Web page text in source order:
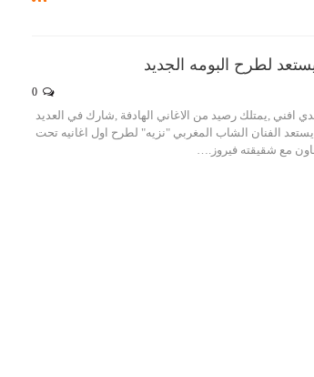
لطرح البومه الجديد
,يمتلك رصيد من الاغاني الهادفة ,شارك في العديد
يستعد الفنان الشاب المغربي "نزيه" لطرح اول اغانيه تحت
مع شقيقته فيروز.…